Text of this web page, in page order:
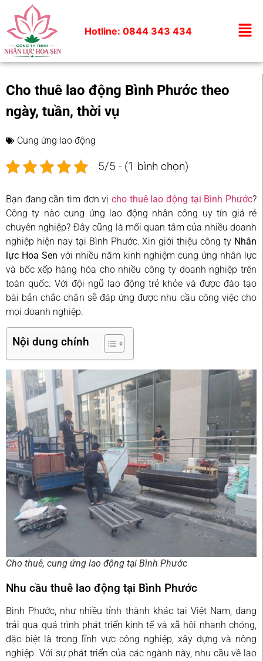
Hotline: 0844 343 434
Cho thuê lao động Bình Phước theo
ngày, tuần, thời vụ
Cung ứng lao động
5/5 - (1 bình chọn)
Bạn đang cần tìm đơn vị cho thuê lao động tại Bình Phước?
Công ty nào cung ứng lao động nhân công uy tín giá rẻ
chuyên nghiệp? Đây cũng là mối quan tâm của nhiều doanh
nghiệp hiện nay tại Bình Phước. Xin giới thiệu công ty Nhân
lực Hoa Sen với nhiều năm kinh nghiệm cung ứng nhân lực
và bốc xếp hàng hóa cho nhiều công ty doanh nghiệp trên
toàn quốc. Với đội ngũ lao động trẻ khỏe và được đào tạo
bài bản chắc chắn sẽ đáp ứng được nhu cầu công việc cho
mọi doanh nghiệp.
Nội dung chính
Cho thuê, cung ứng lao động tại Bình Phước
Nhu cầu thuê lao động tại Bình Phước
Bình Phước, như nhiều tỉnh thành khác tại Việt Nam, đang
trải qua quá trình phát triển kinh tế và xã hội nhanh chóng,
đặc biệt là trong lĩnh vực công nghiệp, xây dựng và nông
nghiệp. Với sự phát triển của các ngành này, nhu cầu về lao